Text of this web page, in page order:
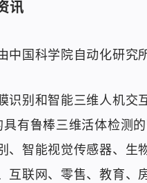
讯
国科学院自动化研究
识别和智能三维人机
有鲁棒三维活体检测
、智能视觉传感器、
互联网、零售、教育